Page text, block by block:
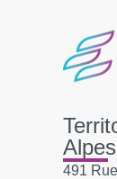
491